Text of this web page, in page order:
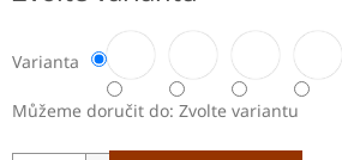
Varianta
Můžeme doručit do: Zvolte variantu